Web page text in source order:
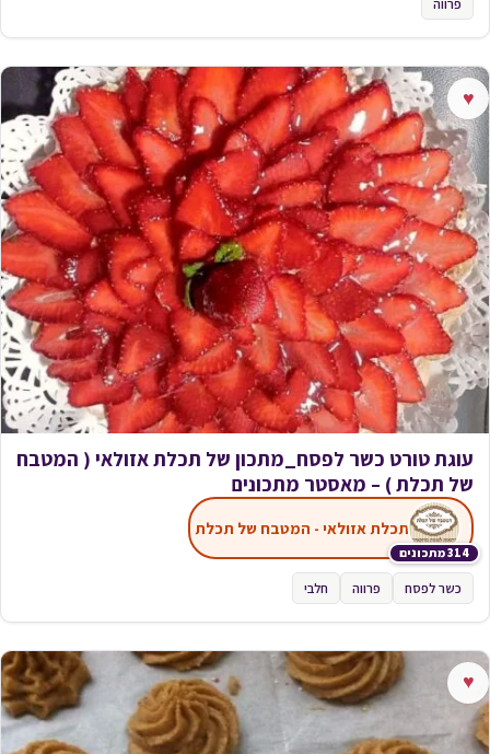
פרווה
♥
עוגת טורט כשר לפסח_מתכון של תכלת אזולאי ( המטבח
של תכלת ) – מאסטר מתכונים
314 מתכונים
תכלת אזולאי - המטבח של תכלת
כשר לפסח פרווה חלבי
♥